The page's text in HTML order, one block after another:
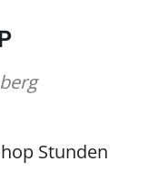
Stunden